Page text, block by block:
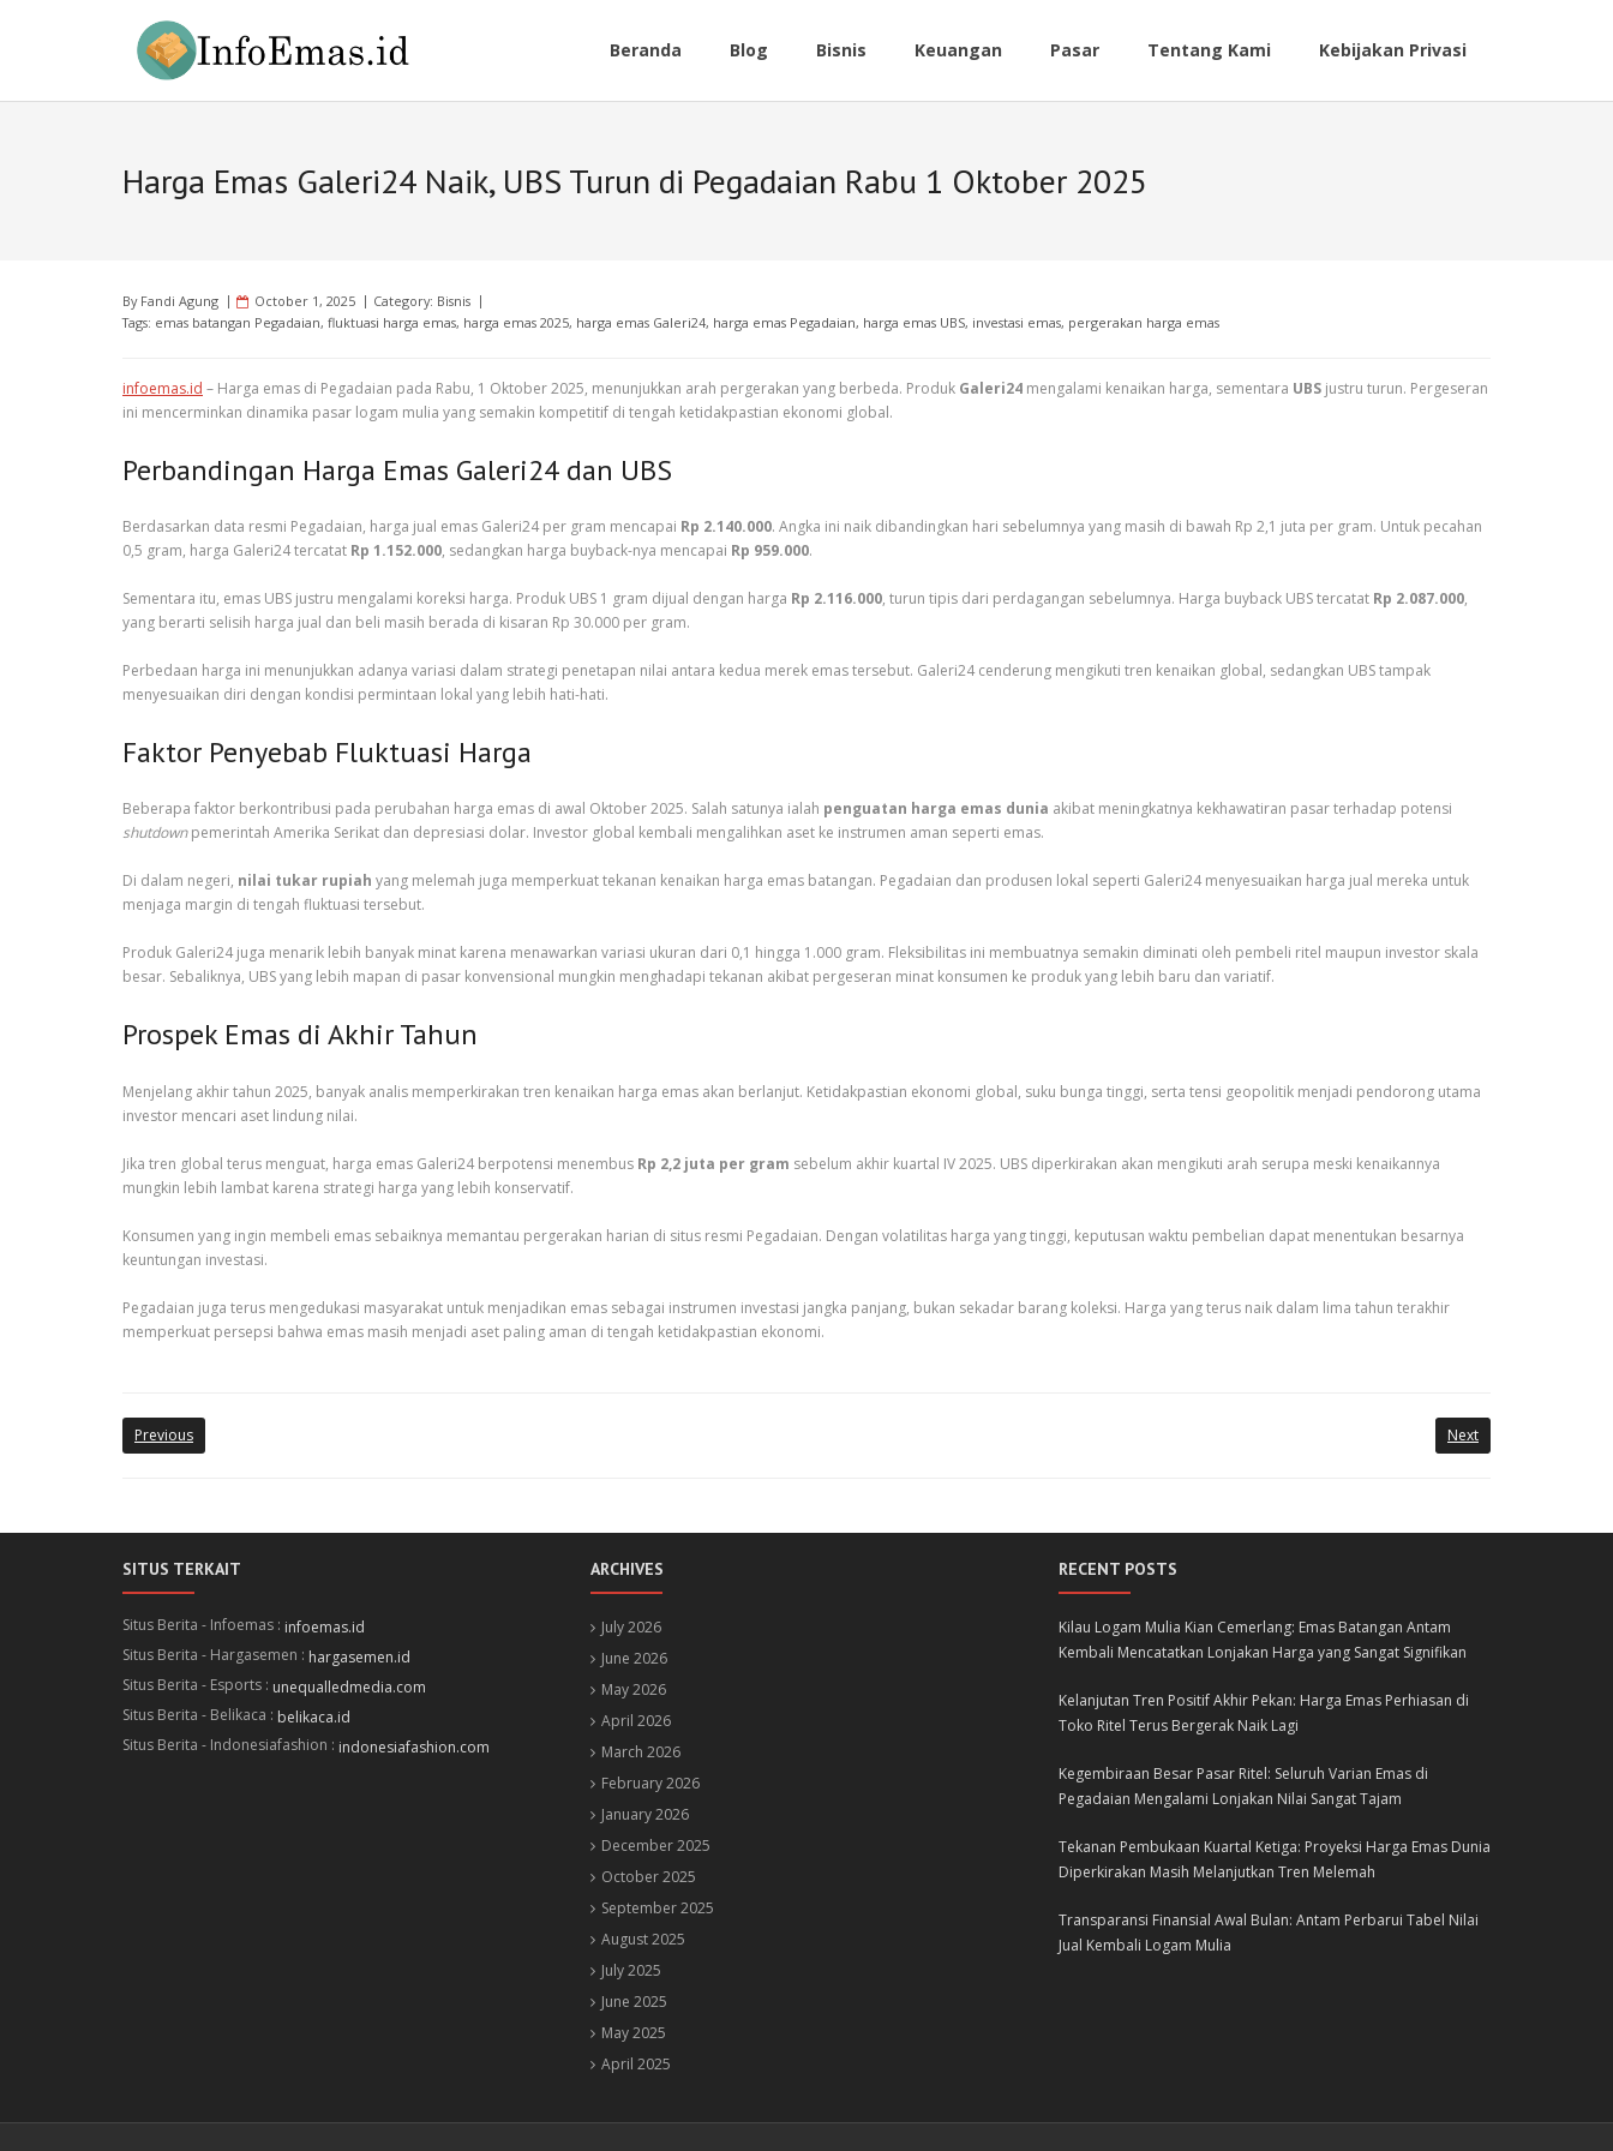
Beranda Blog Bisnis Keuangan Pasar Tentang Kami Kebijakan Privasi
Harga Emas Galeri24 Naik, UBS Turun di Pegadaian Rabu 1 Oktober 2025
By Fandi Agung October 1, 2025 Category: Bisnis
Tags: emas batangan Pegadaian, fluktuasi harga emas, harga emas 2025, harga emas Galeri24, harga emas Pegadaian, harga emas UBS, investasi emas, pergerakan harga emas
infoemas.id – Harga emas di Pegadaian pada Rabu, 1 Oktober 2025, menunjukkan arah pergerakan yang berbeda. Produk Galeri24 mengalami kenaikan harga, sementara UBS justru turun. Pergeseran
ini mencerminkan dinamika pasar logam mulia yang semakin kompetitif di tengah ketidakpastian ekonomi global.
Perbandingan Harga Emas Galeri24 dan UBS
Berdasarkan data resmi Pegadaian, harga jual emas Galeri24 per gram mencapai Rp 2.140.000. Angka ini naik dibandingkan hari sebelumnya yang masih di bawah Rp 2,1 juta per gram. Untuk pecahan
0,5 gram, harga Galeri24 tercatat Rp 1.152.000, sedangkan harga buyback-nya mencapai Rp 959.000.
Sementara itu, emas UBS justru mengalami koreksi harga. Produk UBS 1 gram dijual dengan harga Rp 2.116.000, turun tipis dari perdagangan sebelumnya. Harga buyback UBS tercatat Rp 2.087.000,
yang berarti selisih harga jual dan beli masih berada di kisaran Rp 30.000 per gram.
Perbedaan harga ini menunjukkan adanya variasi dalam strategi penetapan nilai antara kedua merek emas tersebut. Galeri24 cenderung mengikuti tren kenaikan global, sedangkan UBS tampak
menyesuaikan diri dengan kondisi permintaan lokal yang lebih hati-hati.
Faktor Penyebab Fluktuasi Harga
Beberapa faktor berkontribusi pada perubahan harga emas di awal Oktober 2025. Salah satunya ialah penguatan harga emas dunia akibat meningkatnya kekhawatiran pasar terhadap potensi
shutdownpemerintah Amerika Serikat dan depresiasi dolar. Investor global kembali mengalihkan aset ke instrumen aman seperti emas.
Di dalam negeri, nilai tukar rupiah yang melemah juga memperkuat tekanan kenaikan harga emas batangan. Pegadaian dan produsen lokal seperti Galeri24 menyesuaikan harga jual mereka untuk
menjaga margin di tengah fluktuasi tersebut.
Produk Galeri24 juga menarik lebih banyak minat karena menawarkan variasi ukuran dari 0,1 hingga 1.000 gram. Fleksibilitas ini membuatnya semakin diminati oleh pembeli ritel maupun investor skala
besar. Sebaliknya, UBS yang lebih mapan di pasar konvensional mungkin menghadapi tekanan akibat pergeseran minat konsumen ke produk yang lebih baru dan variatif.
Prospek Emas di Akhir Tahun
Menjelang akhir tahun 2025, banyak analis memperkirakan tren kenaikan harga emas akan berlanjut. Ketidakpastian ekonomi global, suku bunga tinggi, serta tensi geopolitik menjadi pendorong utama
investor mencari aset lindung nilai.
Jika tren global terus menguat, harga emas Galeri24 berpotensi menembus Rp 2,2 juta per gram sebelum akhir kuartal IV 2025. UBS diperkirakan akan mengikuti arah serupa meski kenaikannya
mungkin lebih lambat karena strategi harga yang lebih konservatif.
Konsumen yang ingin membeli emas sebaiknya memantau pergerakan harian di situs resmi Pegadaian. Dengan volatilitas harga yang tinggi, keputusan waktu pembelian dapat menentukan besarnya
keuntungan investasi.
Pegadaian juga terus mengedukasi masyarakat untuk menjadikan emas sebagai instrumen investasi jangka panjang, bukan sekadar barang koleksi. Harga yang terus naik dalam lima tahun terakhir
memperkuat persepsi bahwa emas masih menjadi aset paling aman di tengah ketidakpastian ekonomi.
Previous Next
SITUS TERKAIT
Situs Berita - Infoemas : infoemas.id
Situs Berita - Hargasemen : hargasemen.id
Situs Berita - Esports : unequalledmedia.com
Situs Berita - Belikaca : belikaca.id
Situs Berita - Indonesiafashion : indonesiafashion.com
ARCHIVES
July 2026
June 2026
May 2026
April 2026
March 2026
February 2026
January 2026
December 2025
October 2025
September 2025
August 2025
July 2025
June 2025
May 2025
April 2025
RECENT POSTS
Kilau Logam Mulia Kian Cemerlang: Emas Batangan Antam
Kembali Mencatatkan Lonjakan Harga yang Sangat Signifikan
Kelanjutan Tren Positif Akhir Pekan: Harga Emas Perhiasan di
Toko Ritel Terus Bergerak Naik Lagi
Kegembiraan Besar Pasar Ritel: Seluruh Varian Emas di
Pegadaian Mengalami Lonjakan Nilai Sangat Tajam
Tekanan Pembukaan Kuartal Ketiga: Proyeksi Harga Emas Dunia
Diperkirakan Masih Melanjutkan Tren Melemah
Transparansi Finansial Awal Bulan: Antam Perbarui Tabel Nilai
Jual Kembali Logam Mulia